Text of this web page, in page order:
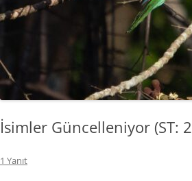
İsimler Güncelleniyor (ST:
1 Yanıt